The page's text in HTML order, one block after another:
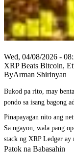
Wed, 04/08/2026 -
XRP Beats Bitcoin,
ByArman Shirinyan
Bukod pa rito, may
pondo sa isang bagong
Pinapayagan nito ang
Sa ngayon, wala pang
stack ng XRP Ledger ay
Patok na Babasahin